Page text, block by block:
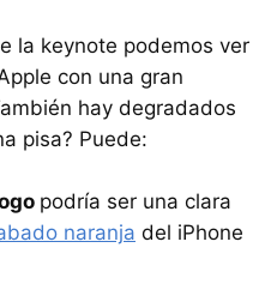
la keynote podemos ver
con una gran
hay degradados
pisa? Puede:
podría ser una clara
naranja del iPhone